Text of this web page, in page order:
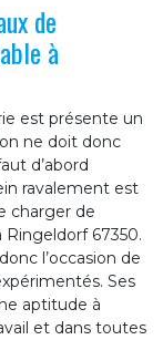
de
à
est présente un
ne doit donc
d’abord
ravalement est
charger de
67350.
l’occasion de
Ses
aptitude à
et dans toutes